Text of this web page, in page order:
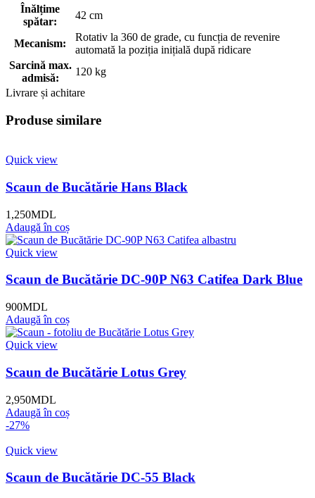
Înălțime
spătar:
42 cm
Mecanism:
Rotativ la 360 de grade, cu funcția de revenire
automată la poziția inițială după ridicare
Sarcină max.
admisă:
120 kg
Livrare și achitare
Produse similare
Quick view
Scaun de Bucătărie Hans Black
1,250MDL
Adaugă în coș
Quick view
Scaun de Bucătărie DC-90P N63 Catifea Dark Blue
900MDL
Adaugă în coș
Quick view
Scaun de Bucătărie Lotus Grey
2,950MDL
Adaugă în coș
-27%
Quick view
Scaun de Bucătărie DC-55 Black